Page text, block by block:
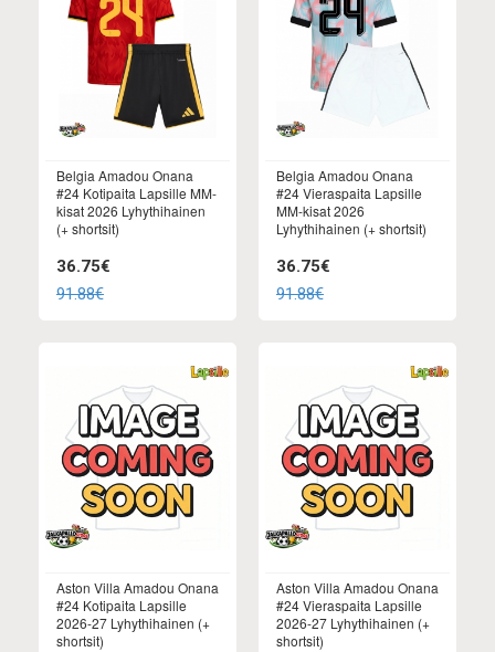
Belgia Amadou Onana
#24 Kotipaita Lapsille MM-
kisat 2026 Lyhythihainen
(+ shortsit)
36.75€
91.88€
Belgia Amadou Onana
#24 Vieraspaita Lapsille
MM-kisat 2026
Lyhythihainen (+ shortsit)
36.75€
91.88€
Aston Villa Amadou Onana
#24 Kotipaita Lapsille
2026-27 Lyhythihainen (+
shortsit)
Aston Villa Amadou Onana
#24 Vieraspaita Lapsille
2026-27 Lyhythihainen (+
shortsit)